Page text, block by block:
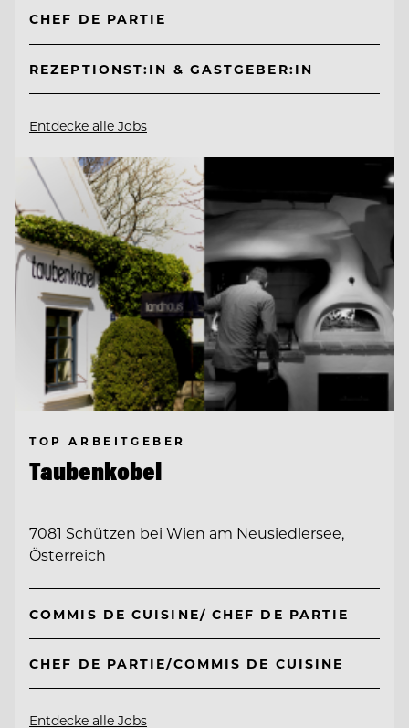
CHEF DE PARTIE
REZEPTIONST:IN & GASTGEBER:IN
Entdecke alle Jobs
TOP ARBEITGEBER
Taubenkobel
7081 Schützen bei Wien am Neusiedlersee,
Österreich
COMMIS DE CUISINE/ CHEF DE PARTIE
CHEF DE PARTIE/COMMIS DE CUISINE
Entdecke alle Jobs